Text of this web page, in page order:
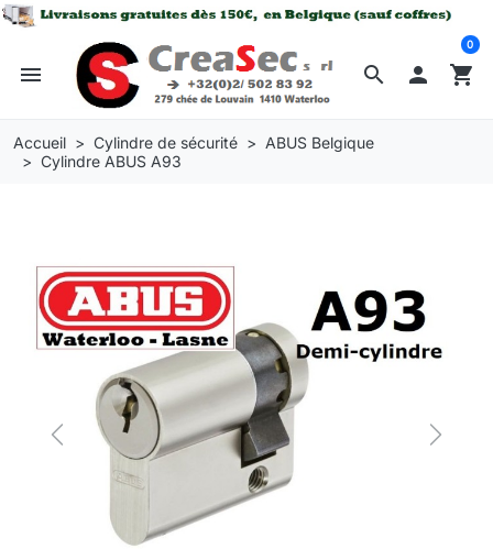
search
menu  shopping_cart
0
Accueil Cylindre de sécurité
ABUS Belgique
Cylindre ABUS A93
Previous Next